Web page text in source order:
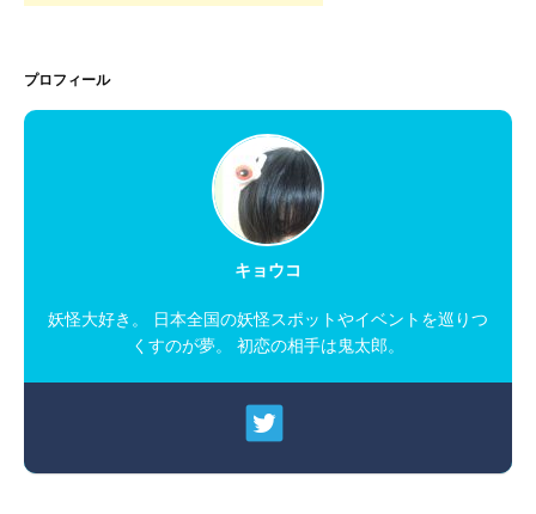
プロフィール
キョウコ
妖怪大好き。 日本全国の妖怪スポットやイベントを巡りつ
くすのが夢。 初恋の相手は鬼太郎。